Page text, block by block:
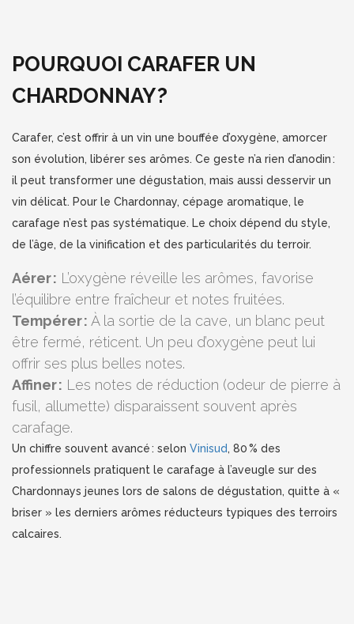
POURQUOI CARAFER UN
CHARDONNAY ?
Carafer, c’est offrir à un vin une bouffée d’oxygène, amorcer
son évolution, libérer ses arômes. Ce geste n’a rien d’anodin :
il peut transformer une dégustation, mais aussi desservir un
vin délicat. Pour le Chardonnay, cépage aromatique, le
carafage n’est pas systématique. Le choix dépend du style,
de l’âge, de la vinification et des particularités du terroir.
Aérer : L’oxygène réveille les arômes, favorise
l’équilibre entre fraîcheur et notes fruitées.
Tempérer : À la sortie de la cave, un blanc peut
être fermé, réticent. Un peu d’oxygène peut lui
offrir ses plus belles notes.
Affiner : Les notes de réduction (odeur de pierre à
fusil, allumette) disparaissent souvent après
carafage.
Un chiffre souvent avancé : selon Vinisud, 80 % des
professionnels pratiquent le carafage à l’aveugle sur des
Chardonnays jeunes lors de salons de dégustation, quitte à «
briser » les derniers arômes réducteurs typiques des terroirs
calcaires.